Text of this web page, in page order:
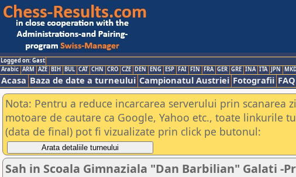
Logged on: Gast
Arabic ARM AZE BIH BUL CAT CHN CRO CZE DEN ENG ESP FAI FIN FRA GER GRE INA ITA JPN
Acasa Baza de date a turneului Campionatul Austriei Fotografii FAQ
Nota: Pentru a reduce incarcarea serverului prin scanarea
motoare de cautare ca Google, Yahoo etc., toate linkurile
(data de final) pot fi vizualizate prin click pe butonul:
Sah in Scoala Gimnaziala "Dan Barbilian" Galati -